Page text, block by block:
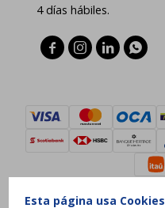
Esta página usa Cookies
4 días hábiles.
   